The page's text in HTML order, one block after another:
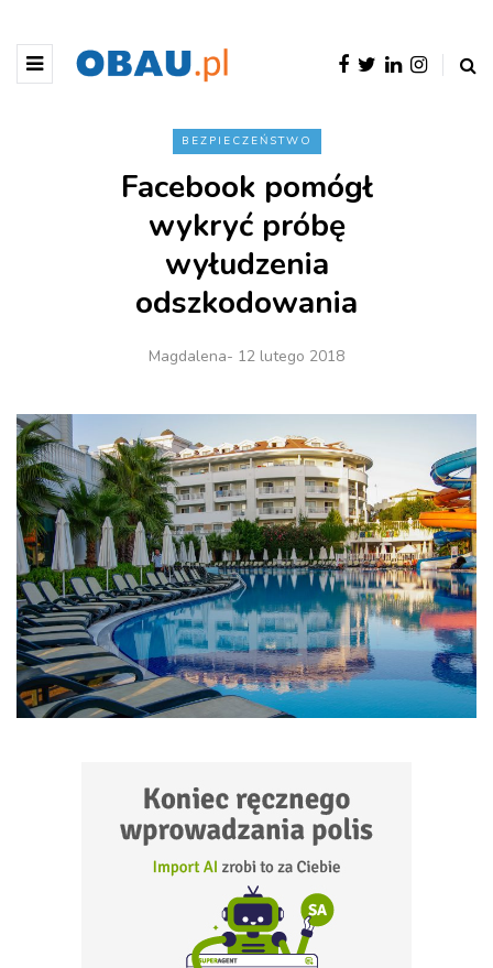
BEZPIECZEŃSTWO
Facebook pomógł
wykryć próbę
wyłudzenia
odszkodowania
Magdalena- 12 lutego 2018